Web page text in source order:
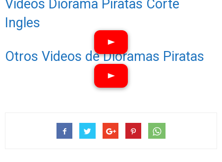
Videos Diorama Piratas Corte
Ingles
Otros Videos de Dioramas Piratas